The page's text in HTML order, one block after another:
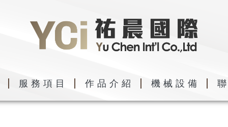
服務項目 作品介紹 機械設備